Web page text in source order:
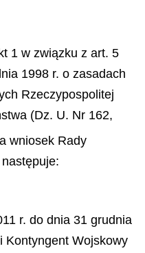
1 w związku z art. 5
1998 r. o zasadach
Rzeczypospolitej
(Dz. U. Nr 162,
wniosek Rady
r. do dnia 31 grudnia
Kontyngent Wojskowy